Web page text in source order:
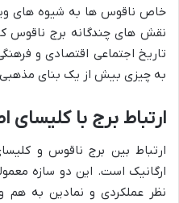
خاص ناقوس ها به شیوه های
نقش های چندگانه برج ناقوس
تاریخ اجتماعی اقتصادی و
به چیزی بیش از یک بنای
ارتباط برج با کلیسای
ارتباط بین برج ناقوس و
ارگانیک است. این دو سازه
نظر عملکردی و نمادین به هم